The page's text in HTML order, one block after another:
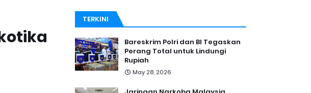
TERKINI
Bareskrim Polri dan BI Tegaskan
Perang Total untuk Lindungi
Rupiah
May 28, 2026